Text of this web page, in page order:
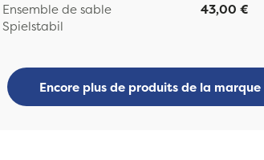
Ensemble de sable
Spielstabil
43,00 €
Encore plus de produits de la marque